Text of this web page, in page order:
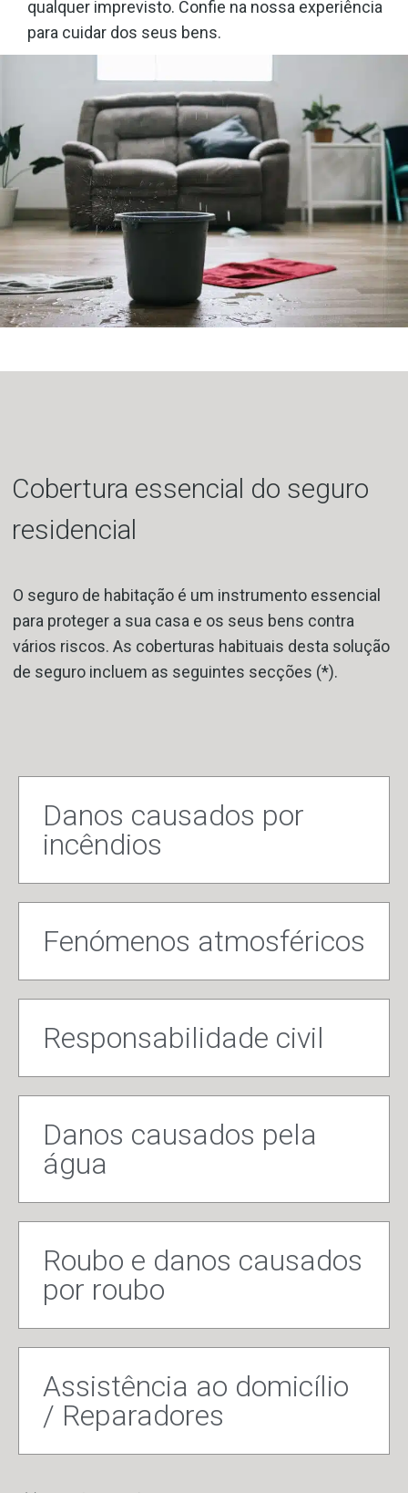
qualquer imprevisto. Confie na nossa experiência
para cuidar dos seus bens.
Cobertura essencial do seguro
residencial
O seguro de habitação é um instrumento essencial
para proteger a sua casa e os seus bens contra
vários riscos. As coberturas habituais desta solução
de seguro incluem as seguintes secções (*).
Danos causados por
incêndios
Fenómenos atmosféricos
Responsabilidade civil
Danos causados pela
água
Roubo e danos causados
por roubo
Assistência ao domicílio
/ Reparadores